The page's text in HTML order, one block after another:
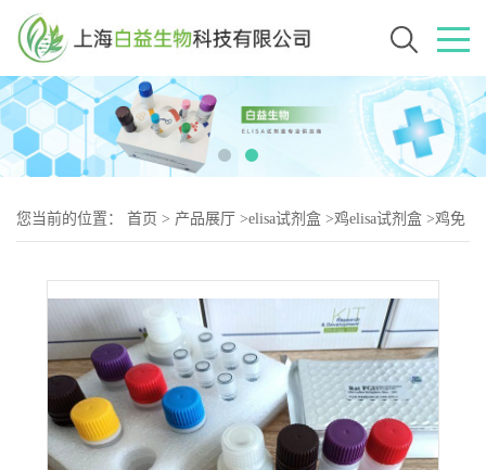
您当前的位置： 首页 > 产品展厅 >elisa试剂盒 >鸡elisa试剂盒 >鸡免